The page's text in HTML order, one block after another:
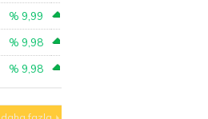
% 9,99
% 9,98
% 9,98